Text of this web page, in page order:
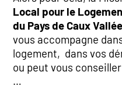
Local pour le
du Pays de Caux
vous accompagne
logement, dans vos
ou peut vous
…